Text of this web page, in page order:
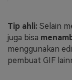
Tip ahli: Selain
juga bisa
menggunakan
pembuat GIF